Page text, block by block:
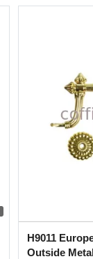
H9011
Outside